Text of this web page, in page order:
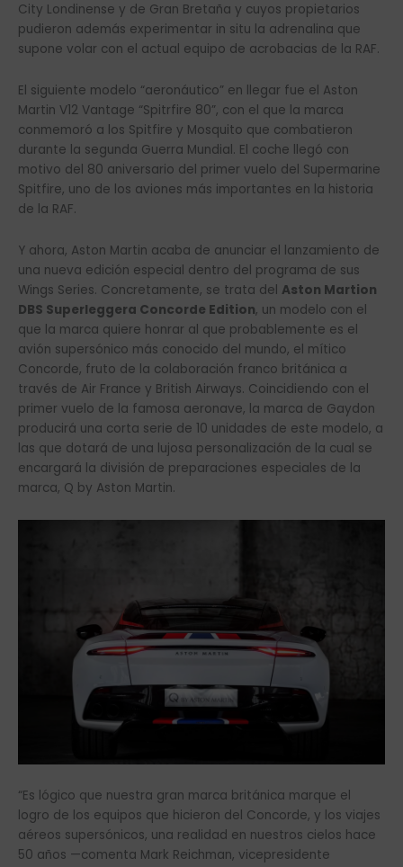
City Londinense y de Gran Bretaña y cuyos propietarios
pudieron además experimentar in situ la adrenalina que
supone volar con el actual equipo de acrobacias de la RAF.
El siguiente modelo “aeronáutico” en llegar fue el Aston
Martin V12 Vantage “Spitrfire 80”, con el que la marca
conmemoró a los Spitfire y Mosquito que combatieron
durante la segunda Guerra Mundial. El coche llegó con
motivo del 80 aniversario del primer vuelo del Supermarine
Spitfire, uno de los aviones más importantes en la historia
de la RAF.
Y ahora, Aston Martin acaba de anunciar el lanzamiento de
una nueva edición especial dentro del programa de sus
Wings Series. Concretamente, se trata del Aston Martion
DBS Superleggera Concorde Edition, un modelo con el
que la marca quiere honrar al que probablemente es el
avión supersónico más conocido del mundo, el mítico
Concorde, fruto de la colaboración franco británica a
través de Air France y British Airways. Coincidiendo con el
primer vuelo de la famosa aeronave, la marca de Gaydon
producirá una corta serie de 10 unidades de este modelo, a
las que dotará de una lujosa personalización de la cual se
encargará la división de preparaciones especiales de la
marca, Q by Aston Martin.
“Es lógico que nuestra gran marca británica marque el
logro de los equipos que hicieron del Concorde, y los viajes
aéreos supersónicos, una realidad en nuestros cielos hace
50 años —comenta Mark Reichman, vicepresidente